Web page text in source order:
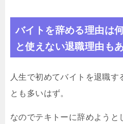
バイトを辞める理由は
と使えない退職理由も
人生で初めてバイトを退職す
とも多いはず。
なのでテキトーに辞めようと